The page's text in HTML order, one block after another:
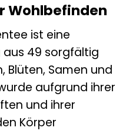
Wohlbefinden
ist eine
aus 49 sorgfältig
Blüten, Samen und
aufgrund ihrer
und ihrer
Körper